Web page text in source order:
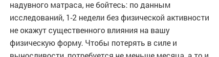
надувного матраса, не бойтесь: по данным
исследований, 1-2 недели без физической активности
не окажут существенного влияния на вашу
физическую форму. Чтобы потерять в силе и